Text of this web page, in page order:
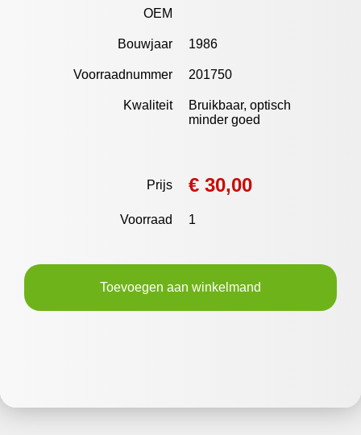
OEM
Bouwjaar 1986
Voorraadnummer 201750
Kwaliteit
Bruikbaar, optisch
minder goed
Prijs € 30,00
Voorraad 1
Toevoegen aan winkelmand